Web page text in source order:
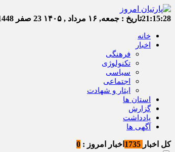
21:15:28تاریخ : جمعه, ۱۶ مرداد , ۱۴۰۵ 23 صفر 1448
خانه
اخبار
فرهنگی
تکنولوژی
سیاسی
اجتماعی
ایثار و شهادت
استان ها
گزارش
یادداشت
آگهی ها
کل اخبار اخبار امروز : 0